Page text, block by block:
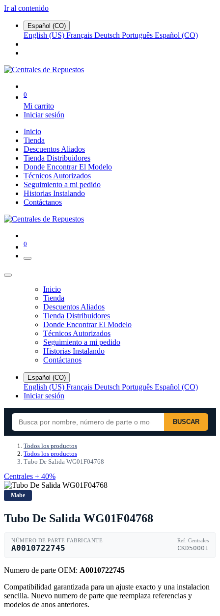
Ir al contenido
Español (CO)
English (US) Français Deutsch Português Español (CO)
0
Mi carrito
Iniciar sesión
Inicio
Tienda
Descuentos Aliados
Tienda Distribuidores
Donde Encontrar El Modelo
Técnicos Autorizados
Seguimiento a mi pedido
Historias Instalando
Contáctanos
0
Inicio
Tienda
Descuentos Aliados
Tienda Distribuidores
Donde Encontrar El Modelo
Técnicos Autorizados
Seguimiento a mi pedido
Historias Instalando
Contáctanos
Español (CO)
English (US) Français Deutsch Português Español (CO)
Iniciar sesión
BUSCAR
Todos los productos
Todos los productos
Tubo De Salida WG01F04768
Centrales + 40%
Mabe
Tubo De Salida WG01F04768
NÚMERO DE PARTE FABRICANTE
A0010722745
Ref. Centrales
CKD50001
Numero de parte OEM: A0010722745
Compatibilidad garantizada para un ajuste exacto y una instalacion
sencilla. Nuevo numero de parte que reemplaza referencias y
modelos de anos anteriores.